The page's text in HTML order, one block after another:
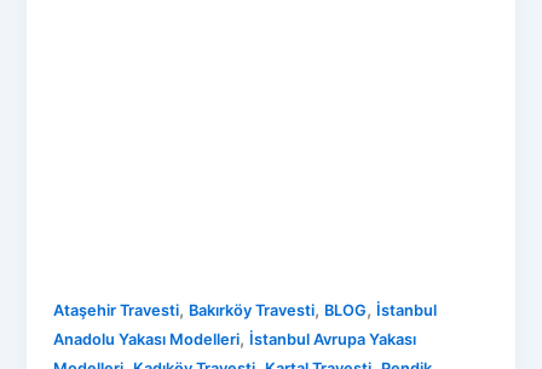
Ataşehir Travesti, Bakırköy Travesti, BLOG, İstanbul
Anadolu Yakası Modelleri, İstanbul Avrupa Yakası